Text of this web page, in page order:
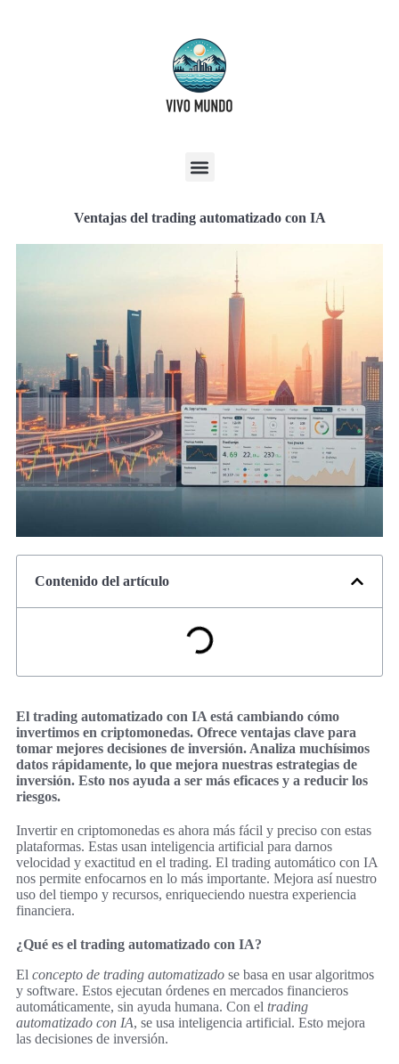
Ventajas del trading automatizado con IA
Contenido del artículo
El trading automatizado con IA está cambiando cómo
invertimos en criptomonedas. Ofrece ventajas clave para
tomar mejores decisiones de inversión. Analiza muchísimos
datos rápidamente, lo que mejora nuestras estrategias de
inversión. Esto nos ayuda a ser más eficaces y a reducir los
riesgos.
Invertir en criptomonedas es ahora más fácil y preciso con estas
plataformas. Estas usan inteligencia artificial para darnos
velocidad y exactitud en el trading. El trading automático con IA
nos permite enfocarnos en lo más importante. Mejora así nuestro
uso del tiempo y recursos, enriqueciendo nuestra experiencia
financiera.
¿Qué es el trading automatizado con IA?
El concepto de trading automatizado se basa en usar algoritmos
y software. Estos ejecutan órdenes en mercados financieros
automáticamente, sin ayuda humana. Con el trading
automatizado con IA, se usa inteligencia artificial. Esto mejora
las decisiones de inversión.